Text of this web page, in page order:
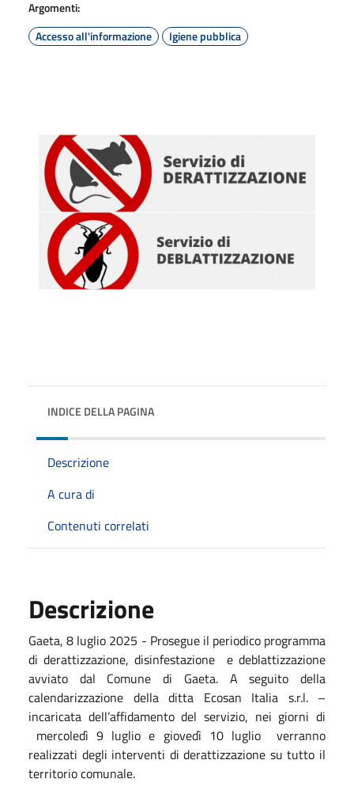
Argomenti:
Accesso all'informazione
Igiene pubblica
INDICE DELLA PAGINA
Descrizione
A cura di
Contenuti correlati
Descrizione
Gaeta, 8 luglio 2025 - Prosegue il periodico programma
di derattizzazione, disinfestazione e deblattizzazione
avviato dal Comune di Gaeta. A seguito della
calendarizzazione della ditta Ecosan Italia s.r.l. –
incaricata dell’affidamento del servizio, nei giorni di
mercoledì 9 luglio e giovedì 10 luglio verranno
realizzati degli interventi di derattizzazione su tutto il
territorio comunale.